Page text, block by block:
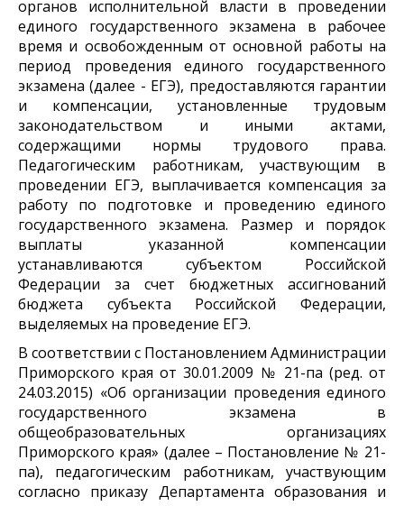
органов исполнительной власти в проведении
единого государственного экзамена в рабочее
время и освобожденным от основной работы на
период проведения единого государственного
экзамена (далее - ЕГЭ), предоставляются гарантии
и компенсации, установленные трудовым
законодательством и иными актами,
содержащими нормы трудового права.
Педагогическим работникам, участвующим в
проведении ЕГЭ, выплачивается компенсация за
работу по подготовке и проведению единого
государственного экзамена. Размер и порядок
выплаты указанной компенсации
устанавливаются субъектом Российской
Федерации за счет бюджетных ассигнований
бюджета субъекта Российской Федерации,
выделяемых на проведение ЕГЭ.
В соответствии с Постановлением Администрации
Приморского края от 30.01.2009 № 21-па (ред. от
24.03.2015) «Об организации проведения единого
государственного экзамена в
общеобразовательных организациях
Приморского края» (далее – Постановление № 21-
па), педагогическим работникам, участвующим
согласно приказу Департамента образования и